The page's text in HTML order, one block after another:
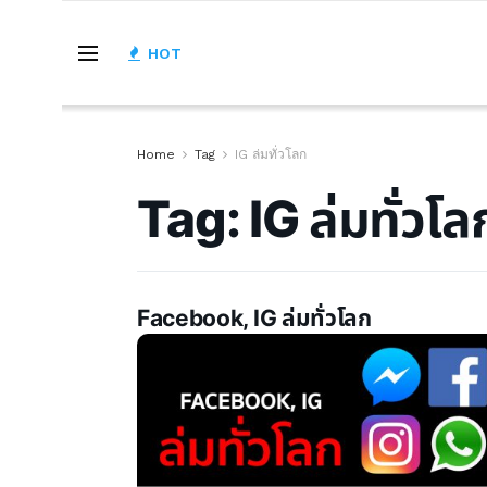
HOT
Home Tag IG ล่มทั่วโลก
Tag:IG ล่มทั่วโล
Facebook, IG ล่มทั่วโลก